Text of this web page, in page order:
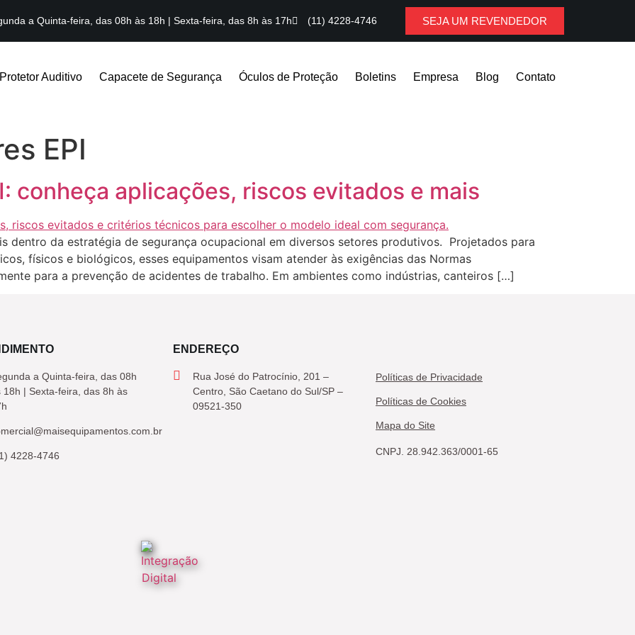
a Quinta-feira, das 08h às 18h | Sexta-feira, das 8h às 17h (11) 4228-4746 SEJA UM REVENDEDOR
Protetor Auditivo Capacete de Segurança Óculos de Proteção Boletins Empresa Blog Contato
EPI
conheça aplicações, riscos evitados e mais
dentro da estratégia de segurança ocupacional em diversos setores produtivos. Projetados para
físicos e biológicos, esses equipamentos visam atender às exigências das Normas
para a prevenção de acidentes de trabalho. Em ambientes como indústrias, canteiros […]
a Quinta-feira, das 08h
18h | Sexta-feira, das 8h às
4228-4746
ENDEREÇO
Rua José do Patrocínio, 201 –
Centro, São Caetano do Sul/SP –
09521-350
Políticas de Privacidade
Políticas de Cookies
Mapa do Site
CNPJ. 28.942.363/0001-65